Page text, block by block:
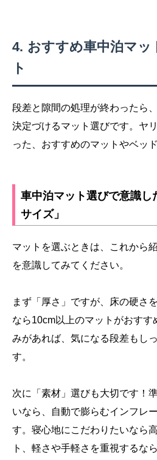
おすすめ車中泊マッ
ト
段差と隙間の処理が終わったら
決定づけるマット選びです。ヤ
った、おすすめのマットやベッ
車中泊マット選びで意識し
サイズ」
マットを選ぶときは、これから
を意識してみてください。
まず「厚さ」ですが、床の硬さ
なら10cm以上のマットがおす
みがあれば、気になる段差もし
す。
次に「素材」選びも大切です！
いなら、自動で膨らむインフレ
す。寝心地にこだわりたいなら
ト、軽さや手軽さを重視するな